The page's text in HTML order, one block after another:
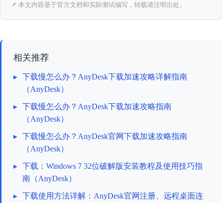
📌 本文内容基于官方文档和实际测试编写，转载请注明出处。
相关推荐
▸ 下载慢怎么办？AnyDesk下载加速攻略详解指南
（AnyDesk）
▸ 下载慢怎么办？AnyDesk下载加速攻略指南
（AnyDesk）
▸ 下载慢怎么办？AnyDesk官网下载加速攻略指南
（AnyDesk）
▸ 下载：Windows 7 32位破解版安装教程及使用技巧指
南（AnyDesk）
▸ 下载使用方法详解：AnyDesk官网注册、远程桌面连